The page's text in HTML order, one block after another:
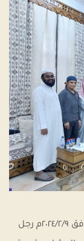
بفضل الله عز وجل أسلم اليوم الجمعة الموافق ٢٠٢٤/٢/٩م رجل